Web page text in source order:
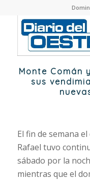
Monte Comán
sus
El fin de semana
Rafael tuvo
sábado por la
mientras que el